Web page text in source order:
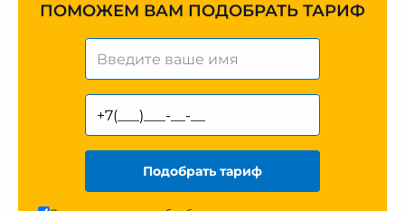
ПОМОЖЕМ ВАМ ПОДОБРАТЬ ТАРИФ
Подобрать тариф